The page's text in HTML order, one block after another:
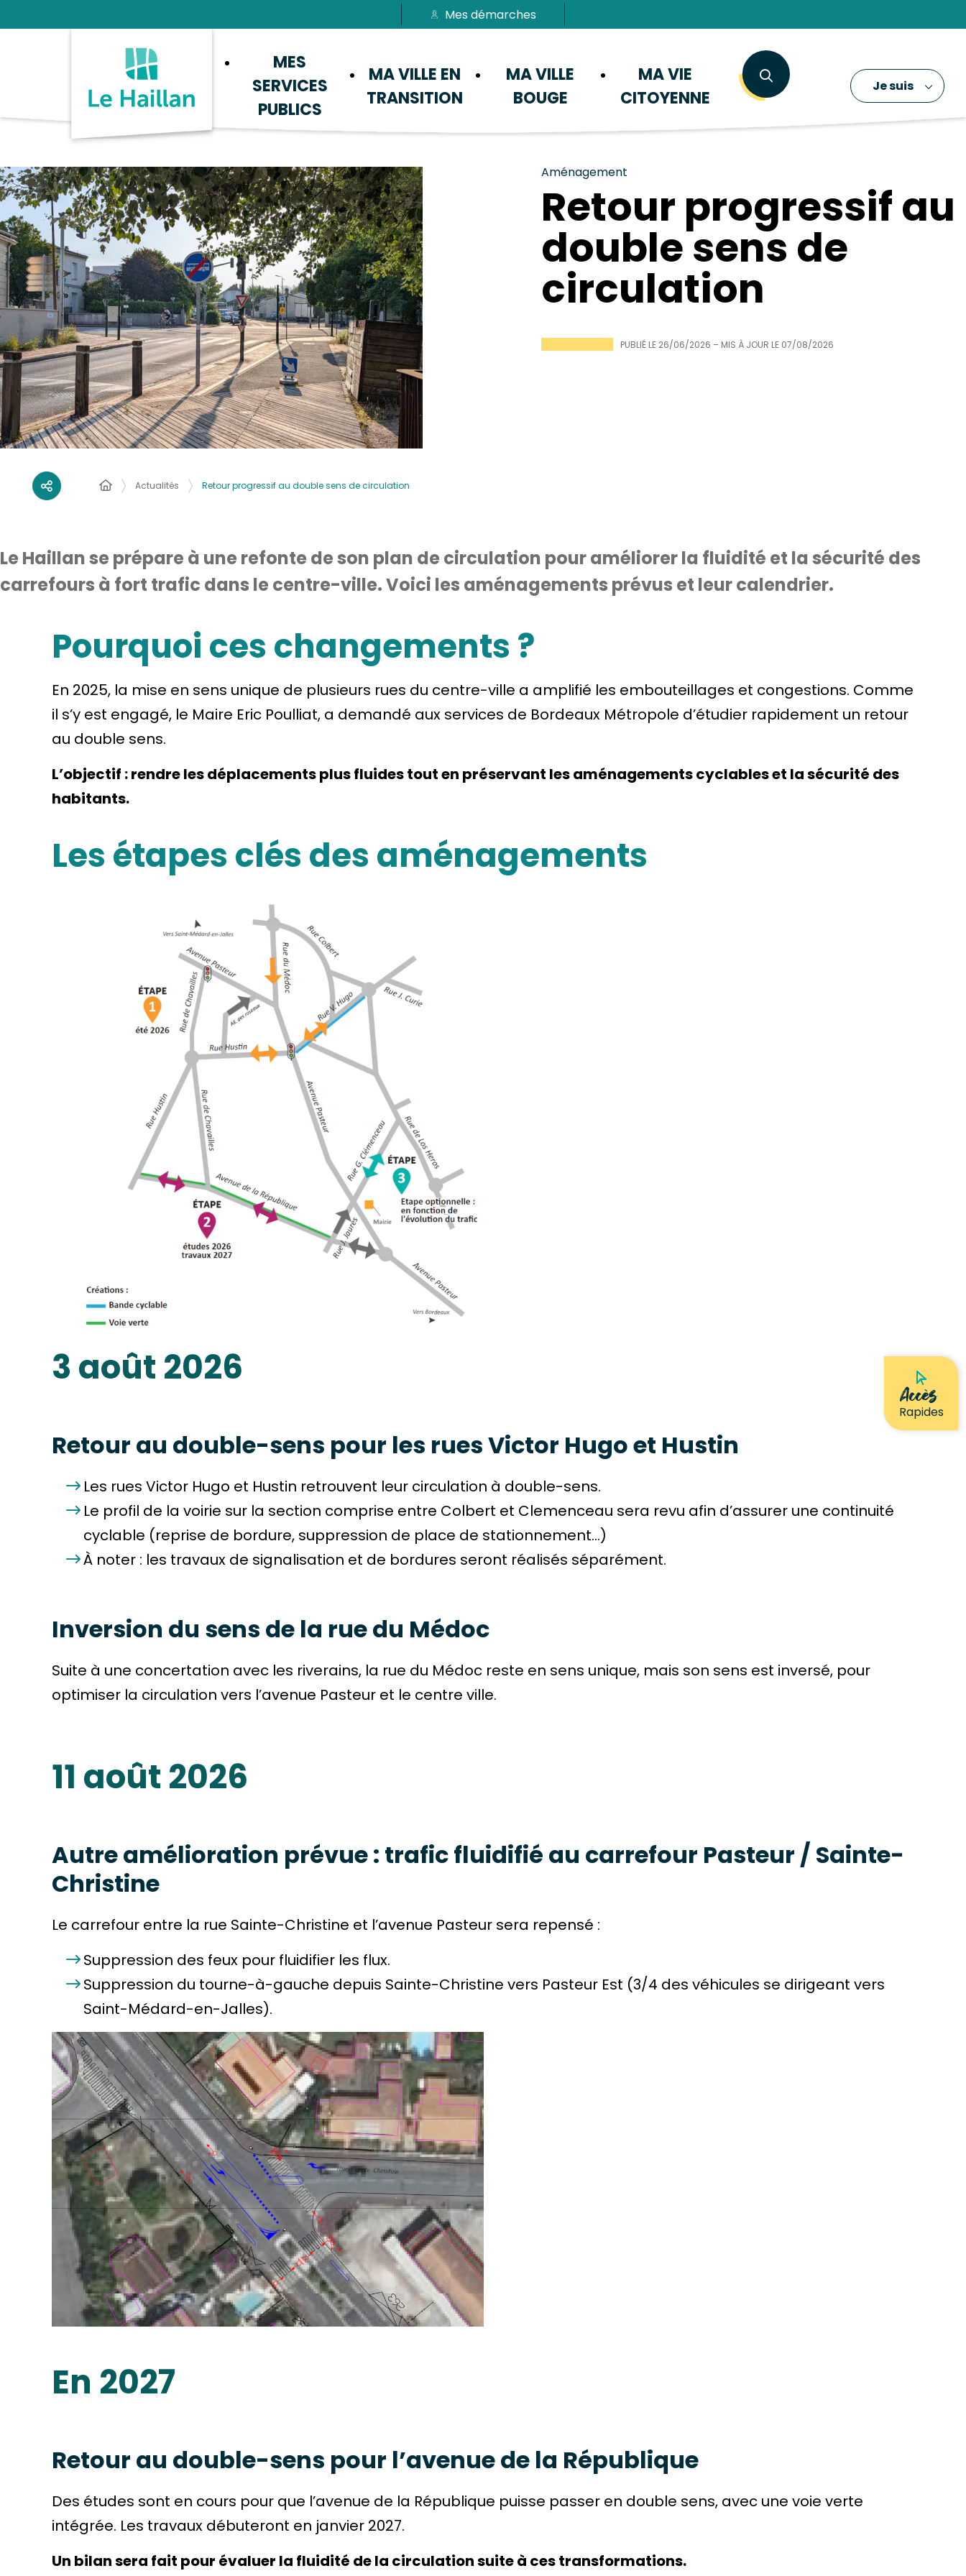
Passer au contenu
Mes démarches
MES
SERVICES
PUBLICS
MA VILLE EN
TRANSITION
MA VILLE
BOUGE
MA VIE
CITOYENNE
Accès
Rapides
Je suis
Aménagement
Retour progressif au
double sens de
circulation
PUBLIÉ LE 26/06/2026 – MIS À JOUR LE 07/08/2026
Actualités Retour progressif au double sens de circulation
Le Haillan se prépare à une refonte de son plan de circulation pour améliorer la fluidité et la sécurité des
carrefours à fort trafic dans le centre-ville. Voici les aménagements prévus et leur calendrier.
Pourquoi ces changements ?
En 2025, la mise en sens unique de plusieurs rues du centre-ville a amplifié les embouteillages et congestions. Comme
il s’y est engagé, le Maire Eric Poulliat, a demandé aux services de Bordeaux Métropole d’étudier rapidement un retour
au double sens.
L’objectif : rendre les déplacements plus fluides tout en préservant les aménagements cyclables et la sécurité des
habitants.
Les étapes clés des aménagements
3 août 2026
Retour au double-sens pour les rues Victor Hugo et Hustin
Les rues Victor Hugo et Hustin retrouvent leur circulation à double-sens.
Le profil de la voirie sur la section comprise entre Colbert et Clemenceau sera revu afin d’assurer une continuité
cyclable (reprise de bordure, suppression de place de stationnement…)
À noter : les travaux de signalisation et de bordures seront réalisés séparément.
Inversion du sens de la rue du Médoc
Suite à une concertation avec les riverains, la rue du Médoc reste en sens unique, mais son sens est inversé, pour
optimiser la circulation vers l’avenue Pasteur et le centre ville.
11 août 2026
Autre amélioration prévue : trafic fluidifié au carrefour Pasteur / Sainte-
Christine
Le carrefour entre la rue Sainte-Christine et l’avenue Pasteur sera repensé :
Suppression des feux pour fluidifier les flux.
Suppression du tourne-à-gauche depuis Sainte-Christine vers Pasteur Est (3/4 des véhicules se dirigeant vers
Saint-Médard-en-Jalles).
En 2027
Retour au double-sens pour l’avenue de la République
Des études sont en cours pour que l’avenue de la République puisse passer en double sens, avec une voie verte
intégrée. Les travaux débuteront en janvier 2027.
Un bilan sera fait pour évaluer la fluidité de la circulation suite à ces transformations.